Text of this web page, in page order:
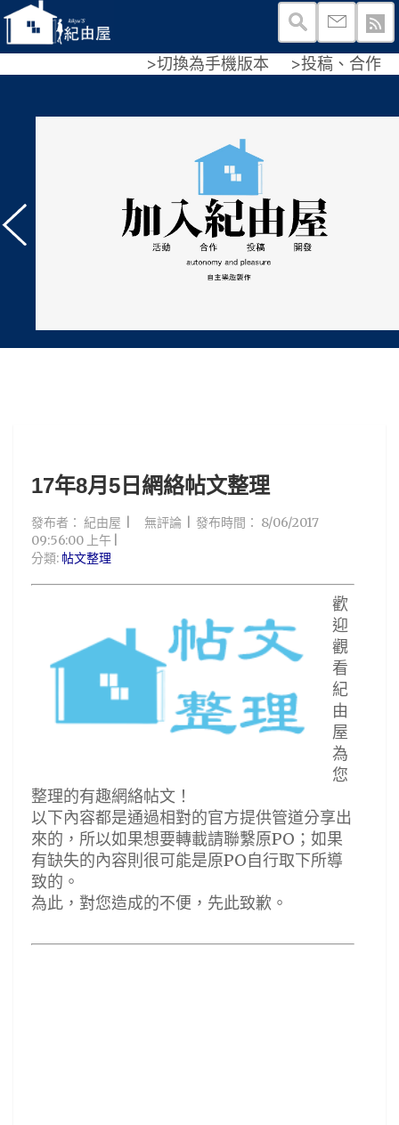
>切換為手機版本 >投稿、合作
17年8月5日網絡帖文整理
發布者： 紀由屋 無評論 發布時間： 8/06/2017
09:56:00 上午
分類: 帖文整理
歡
迎
觀
看
紀
由
屋
為
您
整理的有趣網絡帖文！
以下內容都是通過相對的官方提供管道分享出
來的，所以如果想要轉載請聯繫原PO；如果
有缺失的內容則很可能是原PO自行取下所導
致的。
為此，對您造成的不便，先此致歉。